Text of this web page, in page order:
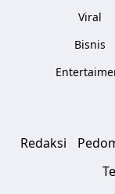
Viral
Bisnis
Redaksi